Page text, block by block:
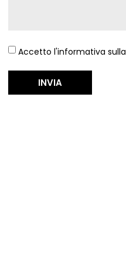
Accetto l'informativa sulla
INVIA